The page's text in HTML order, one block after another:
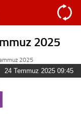
2025
2025
24 Temmuz 2025 09:45